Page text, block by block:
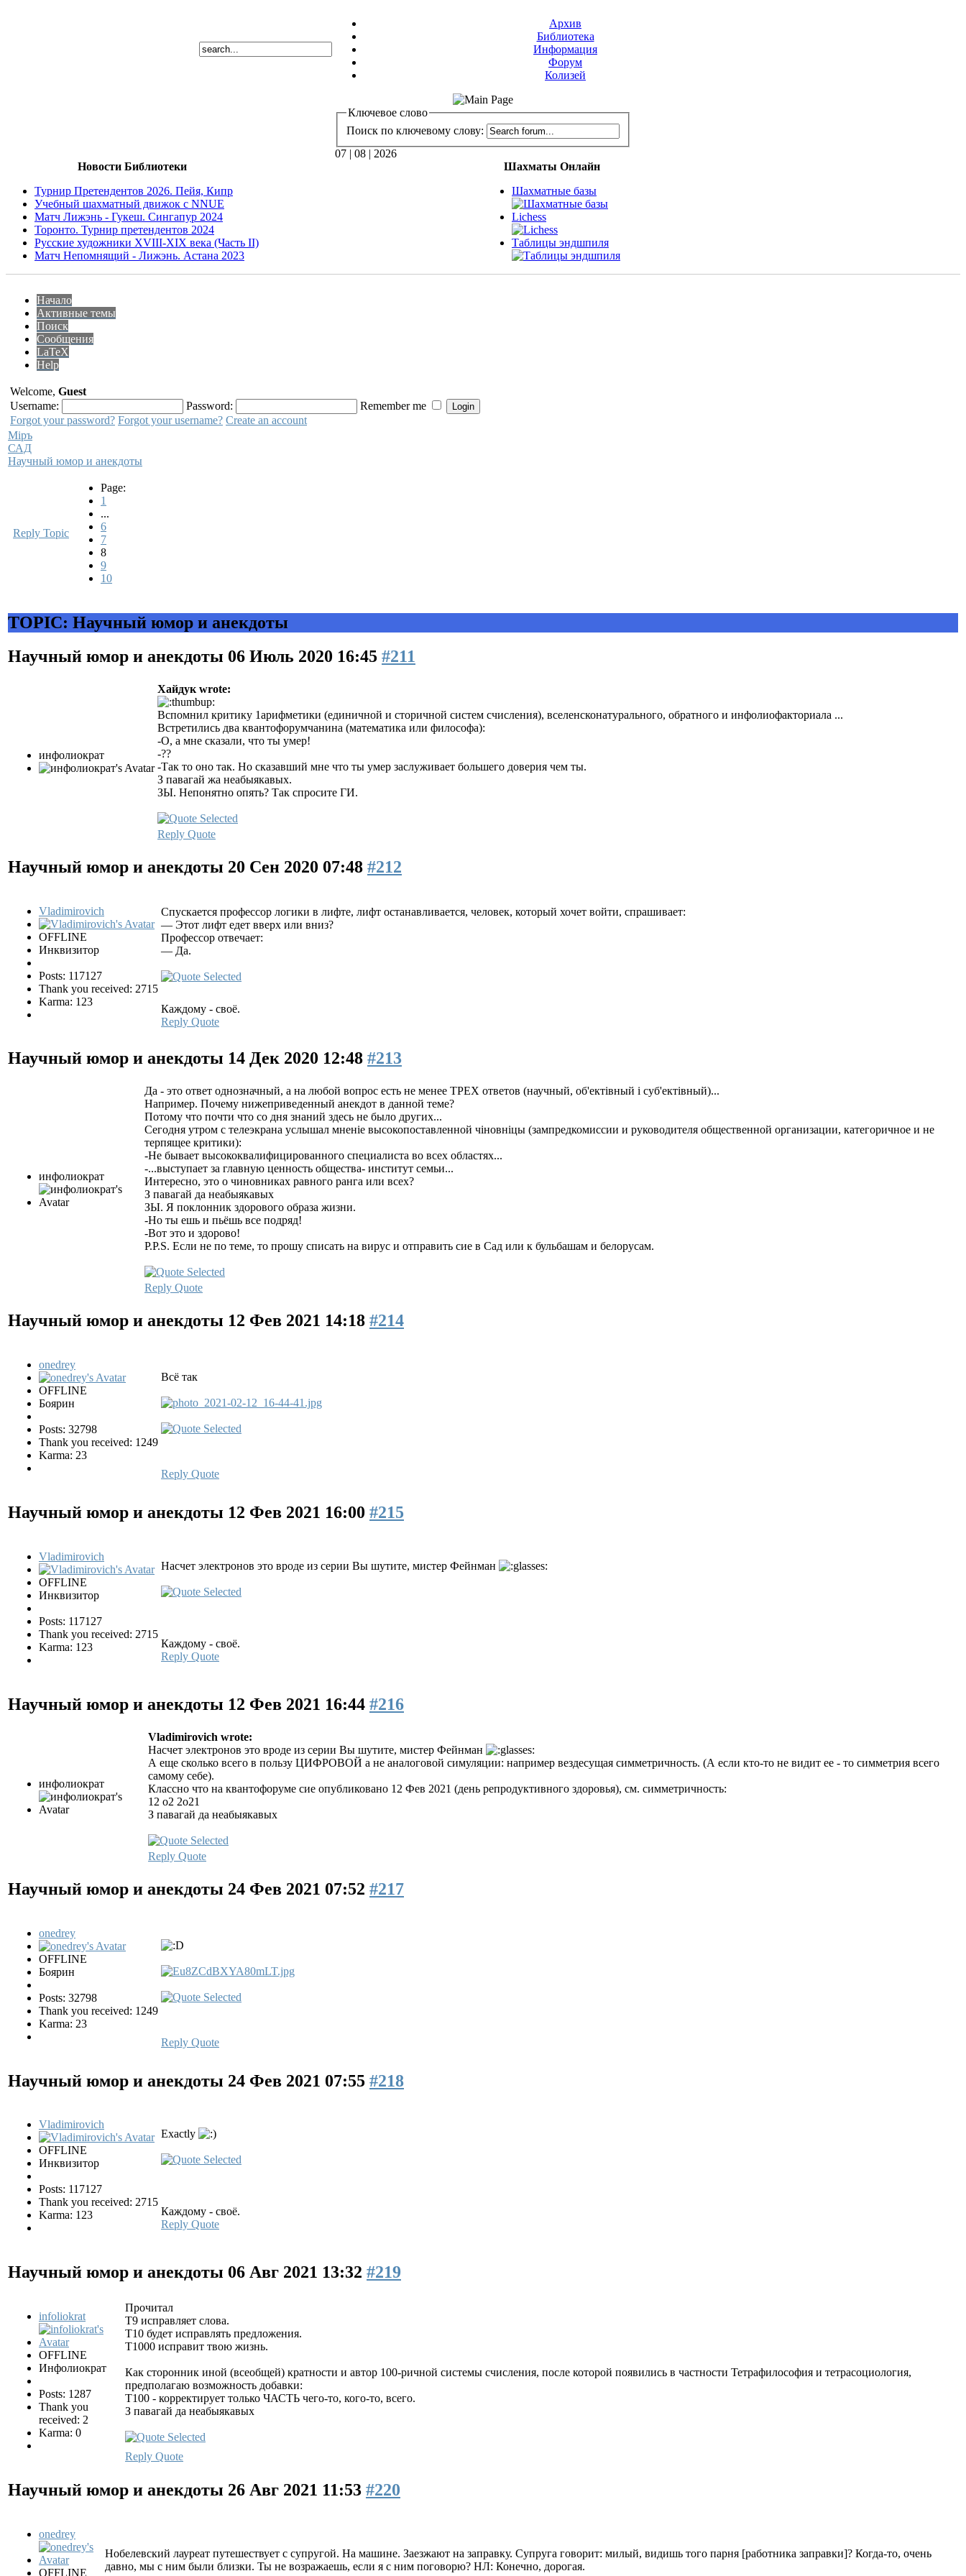
Архив
Библиотека
Информация
Форум
Колизей
Ключевое слово
Поиск по ключевому слову:
07 | 08 | 2026
Новости Библиотеки
Турнир Претендентов 2026. Пейя, Кипр
Учебный шахматный движок с NNUE
Матч Лижэнь - Гукеш. Сингапур 2024
Торонто. Турнир претендентов 2024
Русские художники XVIII-XIX века (Часть II)
Матч Непомнящий - Лижэнь. Астана 2023
Шахматы Онлайн
Шахматные базы
Lichess
Таблицы эндшпиля
Начало
Активные темы
Поиск
Сообщения
LaTeX
Help
Welcome, Guest
Username:
Password:
Remember me
Forgot your password? Forgot your username? Create an account
Мiръ
САД
Научный юмор и анекдоты
Reply Topic
Page:
1
...
6
7
8
9
10
TOPIC: Научный юмор и анекдоты
Научный юмор и анекдоты 06 Июль 2020 16:45 #211
инфолиократ
Хайдук wrote:
Вспомнил критику 1арифметики (единичной и сторичной систем счисления), вселенсконатурального, обратного и инфолиофакториала ...
Встретились два квантофорумчанина (математика или философа):
-О, а мне сказали, что ты умер!
-??
-Так то оно так. Но сказавший мне что ты умер заслуживает большего доверия чем ты.
З павагай жа неабыякавых.
ЗЫ. Непонятно опять? Так спросите ГИ.
Reply Quote
Научный юмор и анекдоты 20 Сен 2020 07:48 #212
Vladimirovich
OFFLINE
Инквизитор
Posts: 117127
Thank you received: 2715
Karma: 123
Спускается профессор логики в лифте, лифт останавливается, человек, который хочет войти, спрашивает:
— Этот лифт едет вверх или вниз?
Профессор отвечает:
— Да.
Каждому - своё.
Reply Quote
Научный юмор и анекдоты 14 Дек 2020 12:48 #213
инфолиократ
Да - это ответ однозначный, а на любой вопрос есть не менее ТРЕХ ответов (научный, об'ектівный і суб'ектівный)...
Например. Почему нижеприведенный анекдот в данной теме?
Потому что почти что со дня знаний здесь не было других...
Сегодня утром с телеэкрана услышал мненіе высокопоставленной чіновніцы (зампредкомиссии и руководителя общественной организации, категоричное и не
терпящее критики):
-Не бывает высококвалифицированного специалиста во всех областях...
-...выступает за главную ценность общества- институт семьи...
Интересно, это о чиновниках равного ранга или всех?
З павагай да неабыякавых
ЗЫ. Я поклонник здорового образа жизни.
-Но ты ешь и пьёшь все подряд!
-Вот это и здорово!
P.P.S. Если не по теме, то прошу списать на вирус и отправить сие в Сад или к бульбашам и белорусам.
Reply Quote
Научный юмор и анекдоты 12 Фев 2021 14:18 #214
onedrey
OFFLINE
Боярин
Posts: 32798
Thank you received: 1249
Karma: 23
Всё так
Reply Quote
Научный юмор и анекдоты 12 Фев 2021 16:00 #215
Vladimirovich
OFFLINE
Инквизитор
Posts: 117127
Thank you received: 2715
Karma: 123
Насчет электронов это вроде из серии Вы шутите, мистер Фейнман
Каждому - своё.
Reply Quote
Научный юмор и анекдоты 12 Фев 2021 16:44 #216
инфолиократ
Vladimirovich wrote:
Насчет электронов это вроде из серии Вы шутите, мистер Фейнман
А еще сколько всего в пользу ЦИФРОВОЙ а не аналоговой симуляции: например вездесущая симметричность. (А если кто-то не видит ее - то симметрия всего
самому себе).
Классно что на квантофоруме сие опубликовано 12 Фев 2021 (день репродуктивного здоровья), см. симметричность:
12 о2 2о21
З павагай да неабыякавых
Reply Quote
Научный юмор и анекдоты 24 Фев 2021 07:52 #217
onedrey
OFFLINE
Боярин
Posts: 32798
Thank you received: 1249
Karma: 23
Reply Quote
Научный юмор и анекдоты 24 Фев 2021 07:55 #218
Vladimirovich
OFFLINE
Инквизитор
Posts: 117127
Thank you received: 2715
Karma: 123
Exactly
Каждому - своё.
Reply Quote
Научный юмор и анекдоты 06 Авг 2021 13:32 #219
infoliokrat
OFFLINE
Инфолиократ
Posts: 1287
Thank you
received: 2
Karma: 0
Прочитал
Т9 исправляет слова.
Т10 будет исправлять предложения.
Т1000 исправит твою жизнь.
Как сторонник иной (всеобщей) кратности и автор 100-ричной системы счисления, после которой появились в частности Тетрафилософия и тетрасоциология,
предполагаю возможность добавки:
Т100 - корректирует только ЧАСТЬ чего-то, кого-то, всего.
З павагай да неабыякавых
Reply Quote
Научный юмор и анекдоты 26 Авг 2021 11:53 #220
onedrey
OFFLINE
Нобелевский лауреат путешествует с супругой. На машине. Заезжают на заправку. Супруга говорит: милый, видишь того парня [работника заправки]? Когда-то, очень
давно, мы с ним были близки. Ты не возражаешь, если я с ним поговорю? НЛ: Конечно, дорогая.